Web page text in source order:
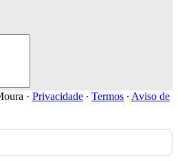
· Privacidade ∙ Termos ∙ Aviso de